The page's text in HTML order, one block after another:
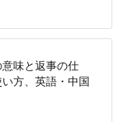
意味と返事の仕
方、英語・中国